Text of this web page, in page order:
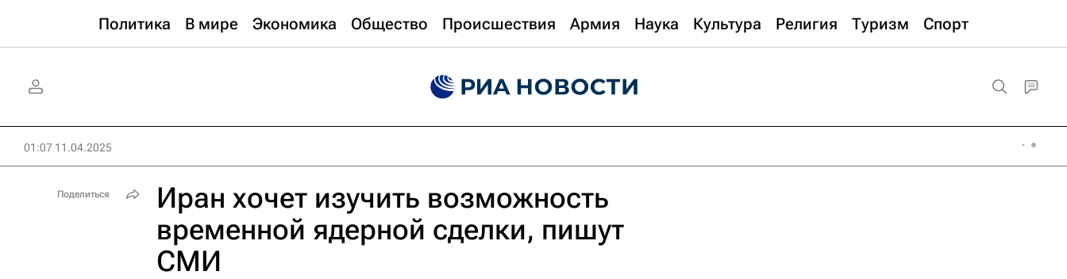
Политика В мире Экономика Общество Происшествия Армия Наука Культура Религия Туризм Спорт
01:07 11.04.2025
Иран хочет изучить возможность
временной ядерной сделки, пишут
СМИ
Поделиться